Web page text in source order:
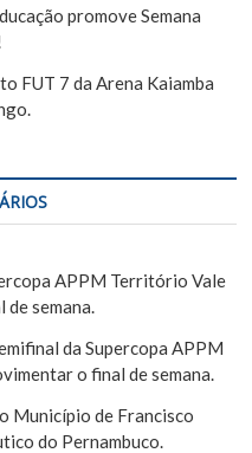
promove Semana
FUT 7 da Arena Kaiamba
APPM Território Vale
semana.
da Supercopa APPM
o final de semana.
Município de Francisco
do Pernambuco.